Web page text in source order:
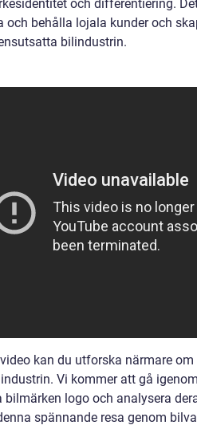
och differentiering.
och behålla lojala kunder och
bilindustrin.
kan du utforska närmare
Vi kommer att gå
bilmärken logo och analysera
spännande resa genom